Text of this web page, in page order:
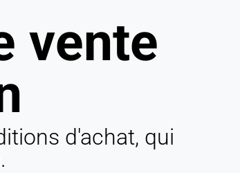
vente
d'achat, qui